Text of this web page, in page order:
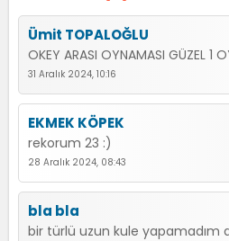
Ümit TOPALOĞLU
OKEY ARASI OYNAMASI GÜZEL 1
31 Aralık 2024, 10:16
EKMEK KÖPEK
rekorum 23 :)
28 Aralık 2024, 08:43
bla bla
bir türlü uzun kule yapamadım